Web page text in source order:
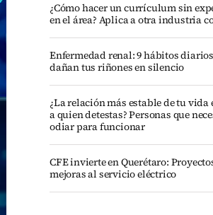
¿Cómo hacer un currículum sin
en el área? Aplica a otra industria
Enfermedad renal: 9 hábitos
dañan tus riñones en silencio
¿La relación más estable de tu vida
a quien detestas? Personas que
odiar para funcionar
CFE invierte en Querétaro:
mejoras al servicio eléctrico